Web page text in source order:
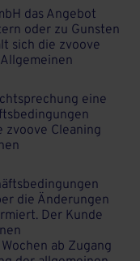
das Angebot
oder zu Gunsten
sich die zvoove
eine
zvoove Cleaning
die Änderungen
Der Kunde
ab Zugang